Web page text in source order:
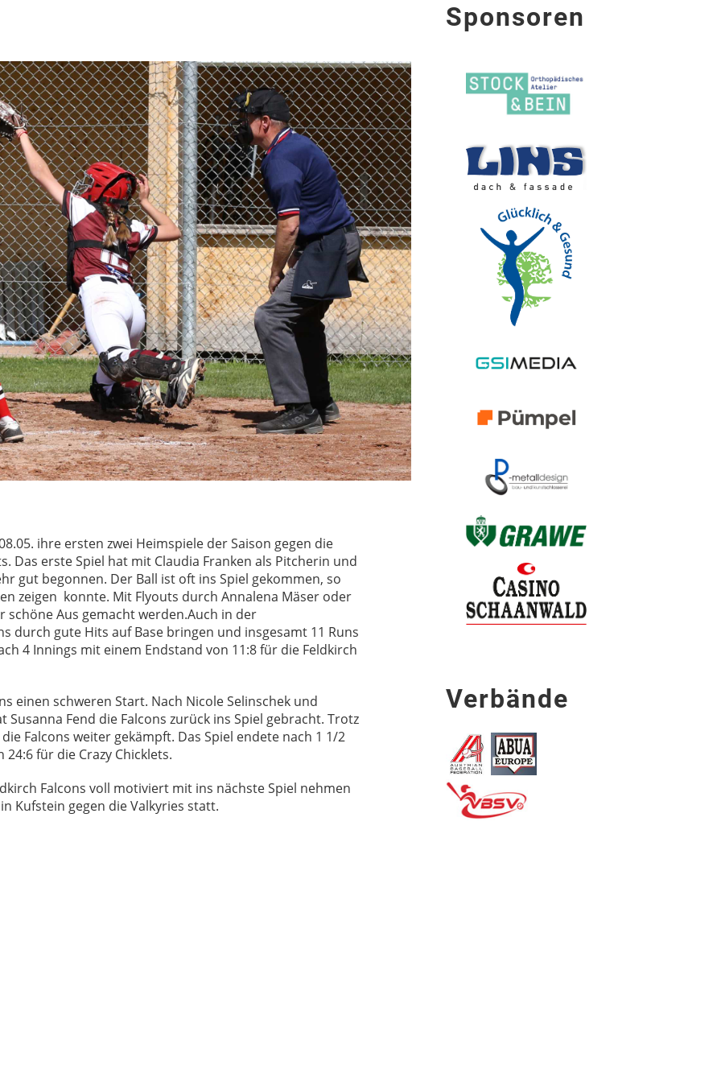
ihre ersten zwei Heimspiele der Saison gegen die
Das erste Spiel hat mit Claudia Franken als Pitcherin und
gut begonnen. Der Ball ist oft ins Spiel gekommen, so
zeigen konnte. Mit Flyouts durch Annalena Mäser oder
schöne Aus gemacht werden.Auch in der
durch gute Hits auf Base bringen und insgesamt 11 Runs
4 Innings mit einem Endstand von 11:8 für die Feldkirch
einen schweren Start. Nach Nicole Selinschek und
Fend die Falcons zurück ins Spiel gebracht. Trotz
Falcons weiter gekämpft. Das Spiel endete nach 1 1/2
für die Crazy Chicklets.
Falcons voll motiviert mit ins nächste Spiel nehmen
Kufstein gegen die Valkyries statt.
Sponsoren
Verbände